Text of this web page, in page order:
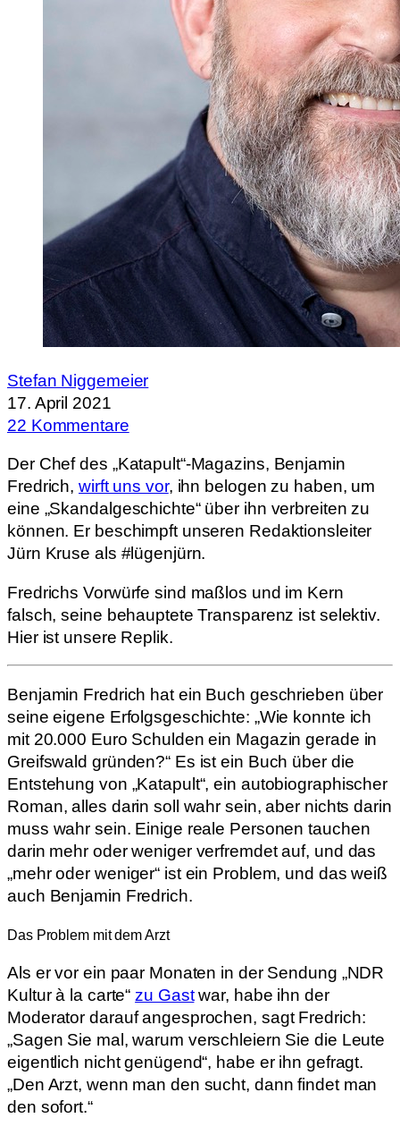
Stefan Niggemeier
17. April 2021
22 Kommentare
Der Chef des „Katapult“-Magazins, Benjamin
Fredrich,wirft uns vor, ihn belogen zu haben, um
eine „Skandalgeschichte“ über ihn verbreiten zu
können. Er beschimpft unseren Redaktionsleiter
Jürn Kruse als #lügenjürn.
Fredrichs Vorwürfe sind maßlos und im Kern
falsch, seine behauptete Transparenz ist selektiv.
Hier ist unsere Replik.
Benjamin Fredrich hat ein Buch geschrieben über
seine eigene Erfolgsgeschichte: „Wie konnte ich
mit 20.000 Euro Schulden ein Magazin gerade in
Greifswald gründen?“ Es ist ein Buch über die
Entstehung von „Katapult“, ein autobiographischer
Roman, alles darin soll wahr sein, aber nichts darin
muss wahr sein. Einige reale Personen tauchen
darin mehr oder weniger verfremdet auf, und das
„mehr oder weniger“ ist ein Problem, und das weiß
auch Benjamin Fredrich.
Das Problem mit dem Arzt
Als er vor ein paar Monaten in der Sendung „NDR
Kultur à la carte“zu Gastwar, habe ihn der
Moderator darauf angesprochen, sagt Fredrich:
„Sagen Sie mal, warum verschleiern Sie die Leute
eigentlich nicht genügend“, habe er ihn gefragt.
„Den Arzt, wenn man den sucht, dann findet man
den sofort.“